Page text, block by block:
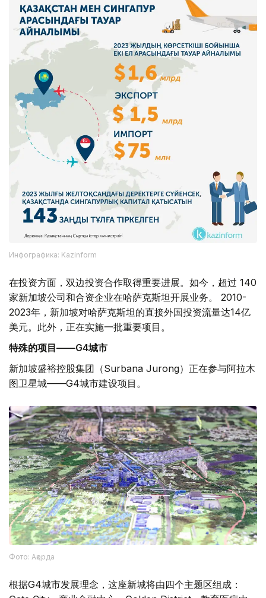
Инфографика: Kazinform
在投资方面，双边投资合作取得重要进展。如今，超过 140
家新加坡公司和合资企业在哈萨克斯坦开展业务。 2010-
2023年，新加坡对哈萨克斯坦的直接外国投资流量达14亿
美元。此外，正在实施一批重要项目。
特殊的项目——G4城市
新加坡盛裕控股集团（Surbana Jurong）正在参与阿拉木
图卫星城——G4城市建设项目。
Фото: Ақорда
根据G4城市发展理念，这座新城将由四个主题区组成：